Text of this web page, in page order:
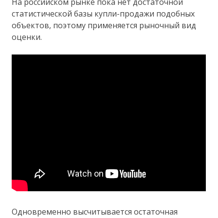
статистической базы купли-продажи подобных
объектов, поэтому применяется рыночный вид
оценки.
Одновременно высчитывается остаточная